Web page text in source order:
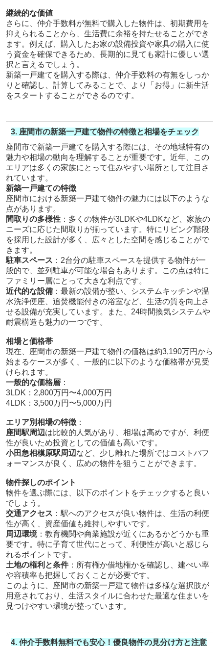
継続的な価値
さらに、仲介手数料が無料で購入した物件は、初期費用を
抑えられることから、生活費に余裕を持たせることができ
ます。例えば、購入したお家の設備投資や家具の購入に使
う資金を確保できるため、長期的に見ても家計に優しい選
択と言えるでしょう。
新築一戸建てを購入する際は、仲介手数料の有無をしっか
りと確認し、計算してみることで、より「お得」に新生活
をスタートすることができるのです。
3. 座間市の新築一戸建て物件の特徴と相場をチェック
座間市で新築一戸建てを購入する際には、その地域特有の
魅力や相場の動向を理解することが重要です。近年、この
エリアは多くの家族にとって住みやすい場所として注目さ
れています。
新築一戸建ての特徴
座間市における新築一戸建て物件の魅力には以下のような
点があります。
間取りの多様性：多くの物件が3LDKや4LDKなど、家族の
ニーズに応じた間取りが揃っています。特にリビング階段
を採用した設計が多く、広々とした空間を感じることがで
きます。
駐車スペース ：2台分の駐車スペースを提供する物件が一
般的で、並列駐車が可能な場合もあります。この点は特に
ファミリー層にとって大きな利点です。
近代的な設備：最新の設備が整い、システムキッチンや温
水洗浄便座、追焚機能付きの浴室など、生活の質を向上さ
せる設備が充実しています。また、24時間換気システムや
耐震構造も魅力の一つです。
相場と価格帯
現在、座間市の新築一戸建て物件の価格は約3,190万円から
始まるケースが多く、一般的に以下のような価格帯が見受
けられます。
一般的な価格層：
3LDK：2,800万円〜4,000万円
4LDK：3,500万円〜5,000万円
エリア別相場の特徴：
座間駅周辺は比較的人気があり、相場は高めですが、利便
性が良いため投資としての価値も高いです。
小田急相模原駅周辺など、少し離れた場所ではコストパフ
ォーマンスが良く、広めの物件を狙うことができます。
物件探しのポイント
物件を選ぶ際には、以下のポイントをチェックすると良い
でしょう。
交通アクセス ：駅へのアクセスが良い物件は、生活の利便
性が高く、資産価値も維持しやすいです。
周辺環境：教育機関や商業施設が近くにあるかどうかも重
要です。特に子育て世代にとって、利便性が高いと感じら
れるポイントです。
土地の権利と条件：所有権か借地権かを確認し、建ぺい率
や容積率も把握しておくことが必要です。
このように、座間市の新築一戸建て物件は多様な選択肢が
用意されており、生活スタイルに合わせた最適な住まいを
見つけやすい環境が整っています。
4. 仲介手数料無料でも安心！優良物件の見分け方と注意